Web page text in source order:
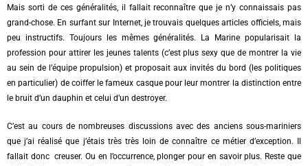
Mais sorti de ces généralités, il fallait reconnaître que je n’y connaissais pas
grand-chose. En surfant sur Internet, je trouvais quelques articles officiels, mais
peu instructifs. Toujours les mêmes généralités. La Marine popularisait la
profession pour attirer les jeunes talents (c’est plus sexy que de montrer la vie
au sein de l’équipe propulsion) et proposait aux invités du bord (les politiques
en particulier) de coiffer le fameux casque pour leur montrer la distinction entre
le bruit d’un dauphin et celui d’un destroyer.
C’est au cours de nombreuses discussions avec des anciens sous-mariniers
que j’ai réalisé que j’étais très très loin de connaître ce métier d’exception. Il
fallait donc creuser. Ou en l’occurrence, plonger pour en savoir plus. Reste que